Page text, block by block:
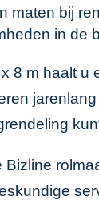
maten bij
in de
8 m haalt